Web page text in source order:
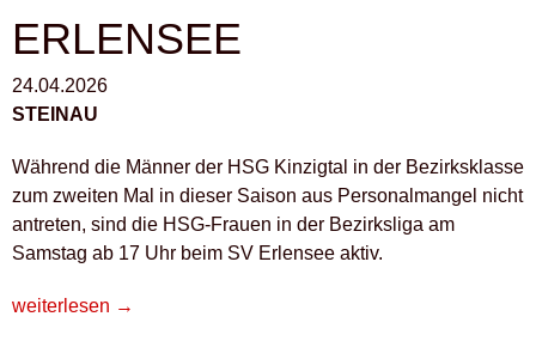
ERLENSEE
24.04.2026
STEINAU
Während die Männer der HSG Kinzigtal in der Bezirksklasse
zum zweiten Mal in dieser Saison aus Personalmangel nicht
antreten, sind die HSG-Frauen in der Bezirksliga am
Samstag ab 17 Uhr beim SV Erlensee aktiv.
„BEFREIT
weiterlesen →